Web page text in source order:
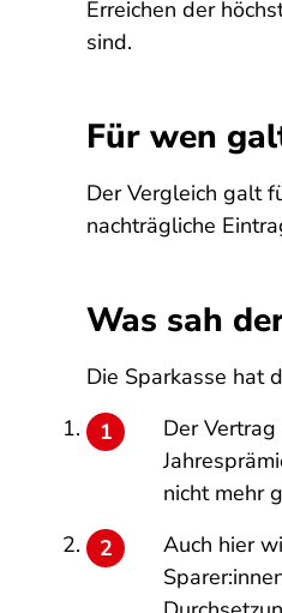
Erreichen der
sind.
Für wen
Der Vergleich galt
nachträgliche
Was sah
Die Sparkasse hat
Der
nicht mehr
Auch hier